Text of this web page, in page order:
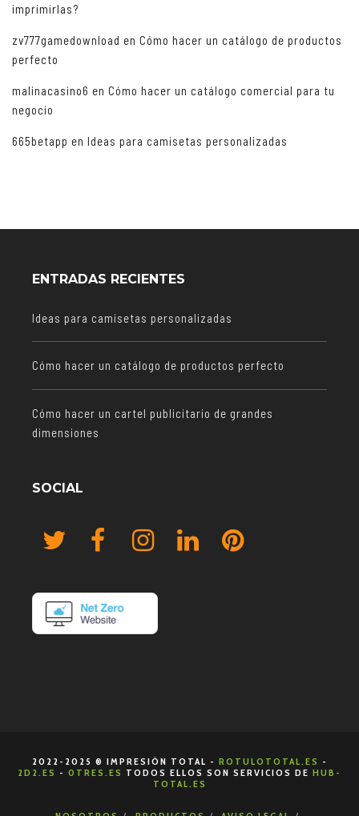
imprimirlas?
zv777gamedownload en Cómo hacer un catálogo de productos
perfecto
malinacasino6 en Cómo hacer un catálogo comercial para tu
negocio
665betapp en Ideas para camisetas personalizadas
ENTRADAS RECIENTES
Ideas para camisetas personalizadas
Cómo hacer un catálogo de productos perfecto
Cómo hacer un cartel publicitario de grandes
dimensiones
SOCIAL
2022-2025 ® IMPRESIÓN TOTAL - ROTULOTOTAL.ES -
2D2.ES - 0TRES.ES TODOS ELLOS SON SERVICIOS DE HUB-
TOTAL.ES